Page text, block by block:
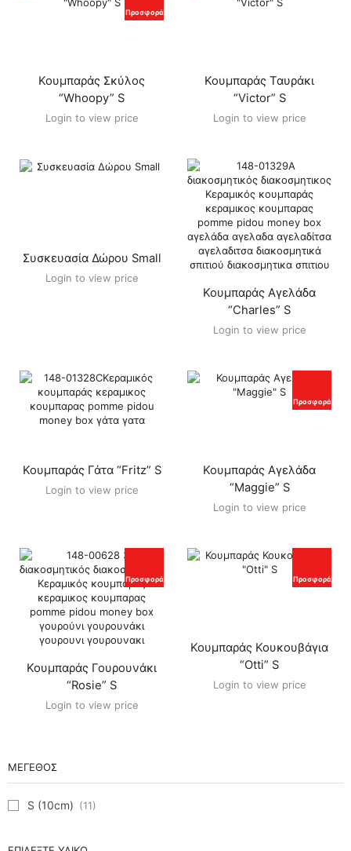
Προσφορά
Κουμπαράς Σκύλος
“Whoopy” S
Login to view price
Κουμπαράς Ταυράκι
“Victor” S
Login to view price
Συσκευασία Δώρου Small
Login to view price
Κουμπαράς Αγελάδα
“Charles” S
Login to view price
Κουμπαράς Γάτα “Fritz” S
Login to view price
Προσφορά
Κουμπαράς Αγελάδα
“Maggie” S
Login to view price
Προσφορά
Κουμπαράς Γουρουνάκι
“Rosie” S
Login to view price
Προσφορά
Κουμπαράς Κουκουβάγια
“Otti” S
Login to view price
ΜΈΓΕΘΟΣ
S (10cm) (11)